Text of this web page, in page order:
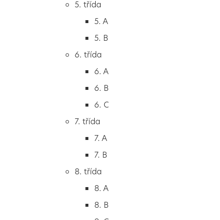
2. B
3. A
4. A
5. A
5. třída
5. A
5. B
6. třída
6. A
6. B
6. C
7. třída
7. A
7. B
8. třída
8. A
8. B